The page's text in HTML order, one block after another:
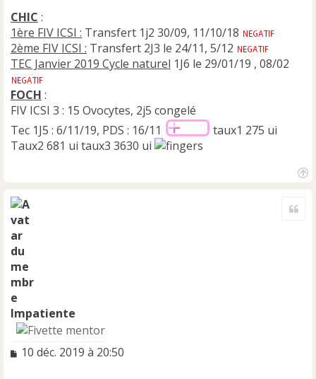
CHIC :
1ère FIV ICSI : Transfert 1j2 30/09, 11/10/18
2ème FIV ICSI : Transfert 2J3 le 24/11, 5/12
TEC Janvier 2019 Cycle naturel 1J6 le 29/01/19 , 08/02
FOCH :
FIV ICSI 3 : 15 Ovocytes, 2j5 congelé
Tec 1J5 : 6/11/19, PDS : 16/11
taux1 275 ui
Taux2 681 ui taux3 3630 ui
Impatiente
M
10 déc. 2019 à 20:50